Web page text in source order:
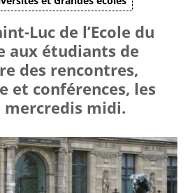
Luc de l’Ecole du
aux étudiants de
des rencontres,
et conférences, les
midi.